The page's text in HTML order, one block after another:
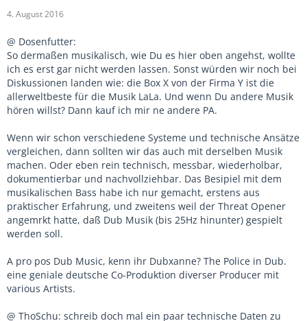
4. August 2016
@ Dosenfutter:
So dermaßen musikalisch, wie Du es hier oben angehst, wollte
ich es erst gar nicht werden lassen. Sonst würden wir noch bei
Diskussionen landen wie: die Box X von der Firma Y ist die
allerweltbeste für die Musik LaLa. Und wenn Du andere Musik
hören willst? Dann kauf ich mir ne andere PA.
Wenn wir schon verschiedene Systeme und technische Ansätze
vergleichen, dann sollten wir das auch mit derselben Musik
machen. Oder eben rein technisch, messbar, wiederholbar,
dokumentierbar und nachvollziehbar. Das Besipiel mit dem
musikalischen Bass habe ich nur gemacht, erstens aus
praktischer Erfahrung, und zweitens weil der Threat Opener
angemrkt hatte, daß Dub Musik (bis 25Hz hinunter) gespielt
werden soll.
A pro pos Dub Music, kenn ihr Dubxanne? The Police in Dub.
eine geniale deutsche Co-Produktion diverser Producer mit
various Artists.
@ ThoSchu: schreib doch mal ein paar technische Daten zu